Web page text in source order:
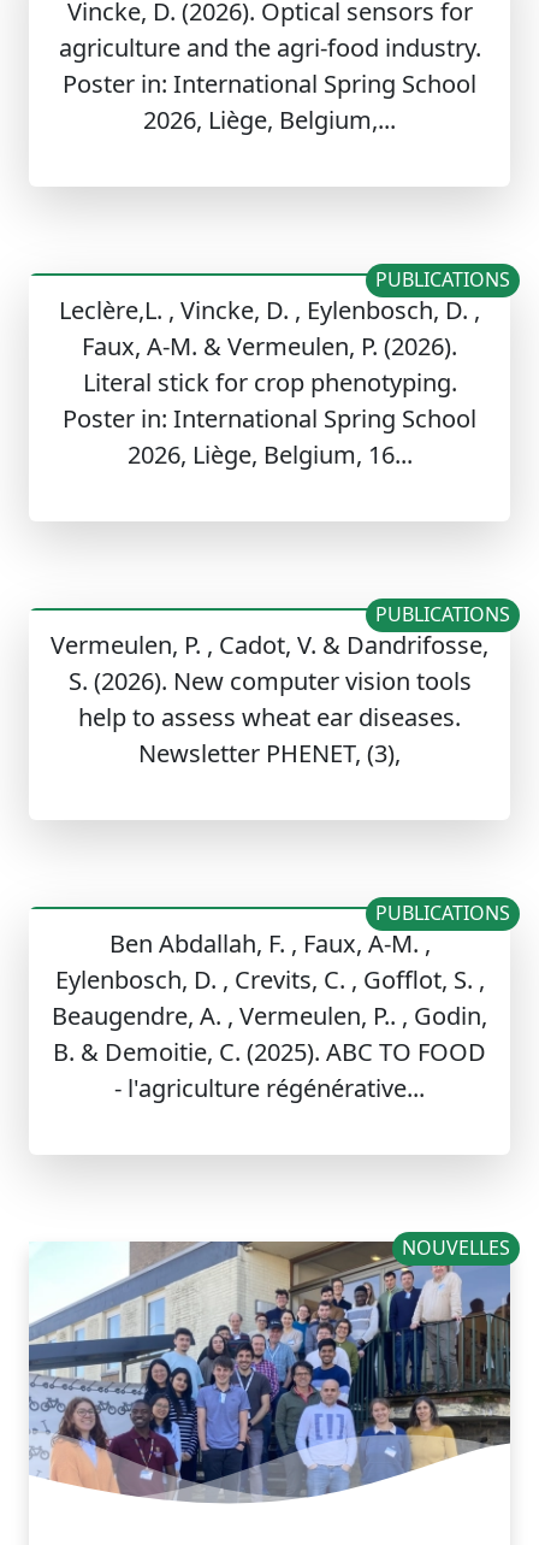
Vincke, D. (2026). Optical sensors for
agriculture and the agri-food industry.
Poster in: International Spring School
2026, Liège, Belgium,...
Leclère,L. , Vincke, D. , Eylenbosch, D. ,
Faux, A-M. & Vermeulen, P. (2026).
Literal stick for crop phenotyping.
Poster in: International Spring School
2026, Liège, Belgium, 16...
PUBLICATIONS
Vermeulen, P. , Cadot, V. & Dandrifosse,
S. (2026). New computer vision tools
help to assess wheat ear diseases.
Newsletter PHENET, (3),
PUBLICATIONS
Ben Abdallah, F. , Faux, A-M. ,
Eylenbosch, D. , Crevits, C. , Gofflot, S. ,
Beaugendre, A. , Vermeulen, P.. , Godin,
B. & Demoitie, C. (2025). ABC TO FOOD
- l'agriculture régénérative...
PUBLICATIONS
NOUVELLES